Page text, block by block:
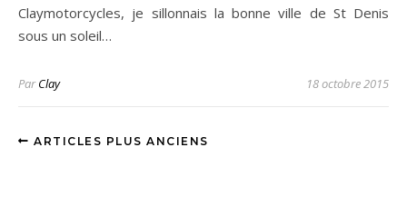
Claymotorcycles, je sillonnais la bonne ville de St Denis
sous un soleil…
ParClay 18 octobre 2015
ARTICLES PLUS ANCIENS